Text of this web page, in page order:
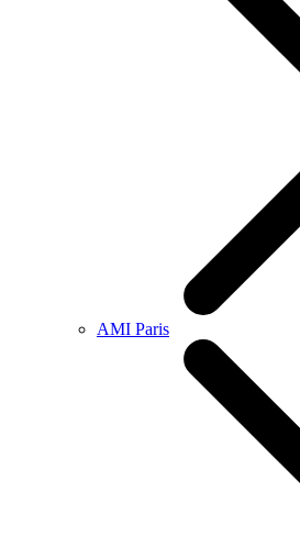
AMI Paris